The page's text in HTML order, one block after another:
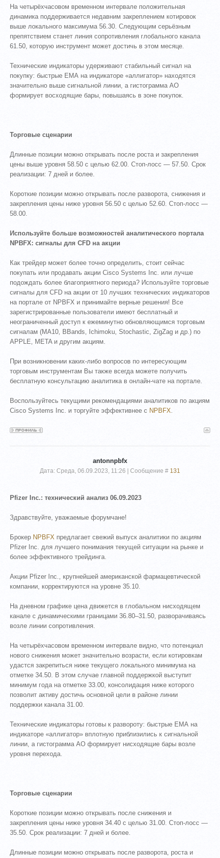
На четырёхчасовом временном интервале положительная
динамика поддерживается недавним закреплением котировок
выше локального максимума 56.30. Следующим серьёзным
препятствием станет линия сопротивления глобального канала
61.50, которую инструмент может достичь в этом месяце.
Технические индикаторы удерживают стабильный сигнал на
покупку: быстрые ЕМА на индикаторе «аллигатор» находятся
значительно выше сигнальной линии, а гистограмма АО
формирует восходящие бары, повышаясь в зоне покупок.
Торговые сценарии
Длинные позиции можно открывать после роста и закрепления
цены выше уровня 58.50 с целью 62.00. Стоп-лосс — 57.50. Срок
реализации: 7 дней и более.
Короткие позиции можно открывать после разворота, снижения и
закрепления цены ниже уровня 56.50 с целью 52.60. Стоп-лосс —
58.00.
Используйте больше возможностей аналитического портала
NPBFX: сигналы для CFD на акции
Как трейдер может более точно определить, стоит сейчас
покупать или продавать акции Cisco Systems Inc. или лучше
подождать более благоприятного периода? Используйте торговые
сигналы для CFD на акции от 10 лучших технических индикаторов
на портале от NPBFX и принимайте верные решения! Все
зарегистрированные пользователи имеют бесплатный и
неограниченный доступ к ежеминутно обновляющимся торговым
сигналам (MA10, BBands, Ichimoku, Stochastic, ZigZag и др.) по
APPLE, META и другим акциям.
При возникновении каких-либо вопросов по интересующим
торговым инструментам Вы также всегда можете получить
бесплатную консультацию аналитика в онлайн-чате на портале.
Воспользуйтесь текущими рекомендациями аналитиков по акциям
Cisco Systems Inc. и торгуйте эффективнее с NPBFX.
antonnpbfx
Дата: Среда, 06.09.2023, 11:26 | Сообщение # 131
Pfizer Inc.: технический анализ 06.09.2023
Здравствуйте, уважаемые форумчане!
Брокер NPBFX предлагает свежий выпуск аналитики по акциям
Pfizer Inc. для лучшего понимания текущей ситуации на рынке и
более эффективного трейдинга.
Акции Pfizer Inc., крупнейшей американской фармацевтической
компании, корректируются на уровне 35.10.
На дневном графике цена движется в глобальном нисходящем
канале с динамическими границами 36.80–31.50, разворачиваясь
возле линии сопротивления.
На четырёхчасовом временном интервале видно, что потенциал
нового снижения может значительно возрасти, если котировкам
удастся закрепиться ниже текущего локального минимума на
отметке 34.50. В этом случае главной поддержкой выступит
минимум года на отметке 33.00, консолидация ниже которого
позволит активу достичь основной цели в районе линии
поддержки канала 31.00.
Технические индикаторы готовы к развороту: быстрые ЕМА на
индикаторе «аллигатор» вплотную приблизились к сигнальной
линии, а гистограмма АО формирует нисходящие бары возле
уровня перехода.
Торговые сценарии
Короткие позиции можно открывать после снижения и
закрепления цены ниже уровня 34.40 с целью 31.00. Стоп-лосс —
35.50. Срок реализации: 7 дней и более.
Длинные позиции можно открывать после разворота, роста и